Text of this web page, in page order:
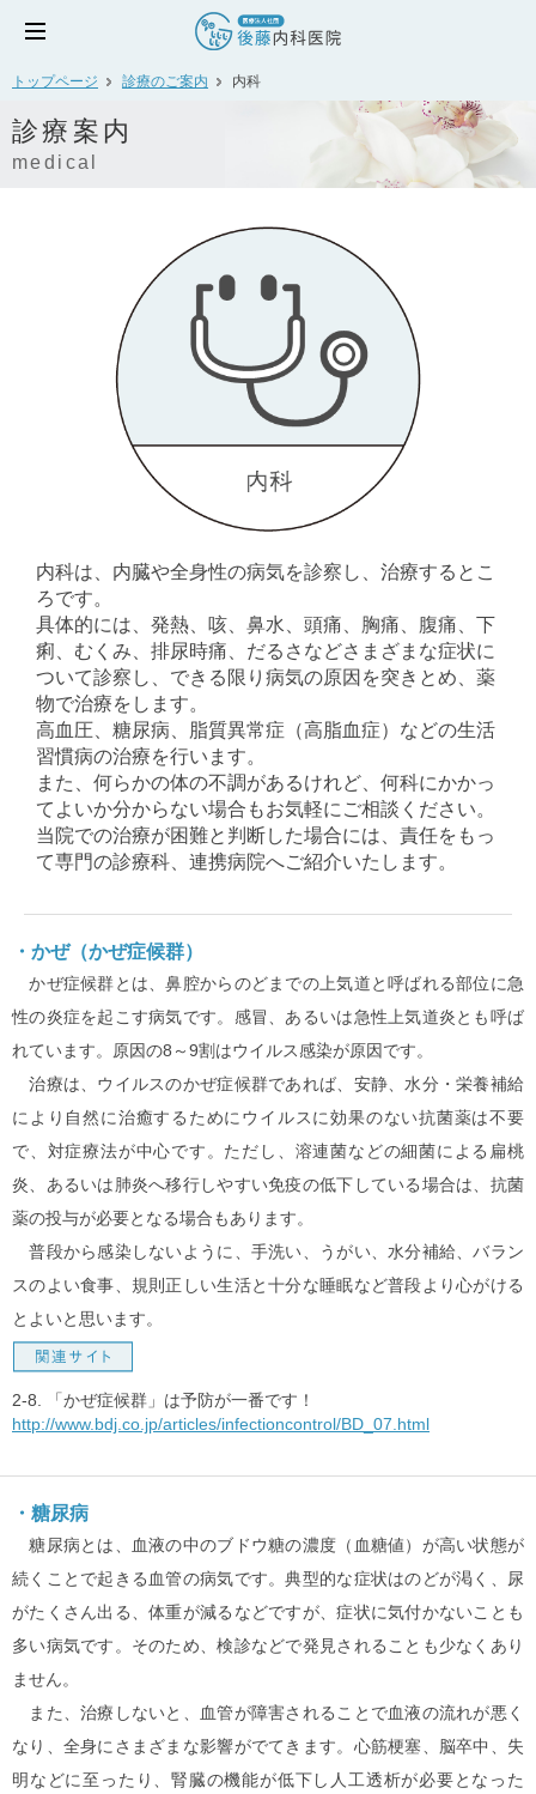
トップページ 診療のご案内 内科
診療案内
medical
内科は、内臓や全身性の病気を診察し、治療するとこ
ろです。
具体的には、発熱、咳、鼻水、頭痛、胸痛、腹痛、下
痢、むくみ、排尿時痛、だるさなどさまざまな症状に
ついて診察し、できる限り病気の原因を突きとめ、薬
物で治療をします。
高血圧、糖尿病、脂質異常症（高脂血症）などの生活
習慣病の治療を行います。
また、何らかの体の不調があるけれど、何科にかかっ
てよいか分からない場合もお気軽にご相談ください。
当院での治療が困難と判断した場合には、責任をもっ
て専門の診療科、連携病院へご紹介いたします。
・かぜ（かぜ症候群）
かぜ症候群とは、鼻腔からのどまでの上気道と呼ばれる部位に急
性の炎症を起こす病気です。感冒、あるいは急性上気道炎とも呼ば
れています。
原因の8～9割はウイルス感染が原因です。
治療は、ウイルスのかぜ症候群であれば、安静、水分・栄養補給
により自然に治癒するためにウイルスに効果のない抗菌薬は不要
で、対症療法が中心です。ただし、溶連菌などの細菌による扁桃
炎、あるいは肺炎へ移行しやすい免疫の低下している場合は、抗菌
薬の投与が必要となる場合もあります。
普段から感染しないように、手洗い、うがい、水分補給、バラン
スのよい食事、規則正しい生活と十分な睡眠など普段より心がける
とよいと思います。
2-8. 「かぜ症候群」は予防が一番です！
http://www.bdj.co.jp/articles/infectioncontrol/BD_07.html
・糖尿病
糖尿病とは、血液の中のブドウ糖の濃度（血糖値）が高い状態が
続くことで起きる血管の病気です。典型的な症状はのどが渇く、尿
がたくさん出る、体重が減るなどですが、症状に気付かないことも
多い病気です。そのため、検診などで発見されることも少なくあり
ません。
また、治療しないと、血管が障害されることで血液の流れが悪く
なり、全身にさまざまな影響がでてきます。心筋梗塞、脳卒中、失
明などに至ったり、腎臓の機能が低下し人工透析が必要となった